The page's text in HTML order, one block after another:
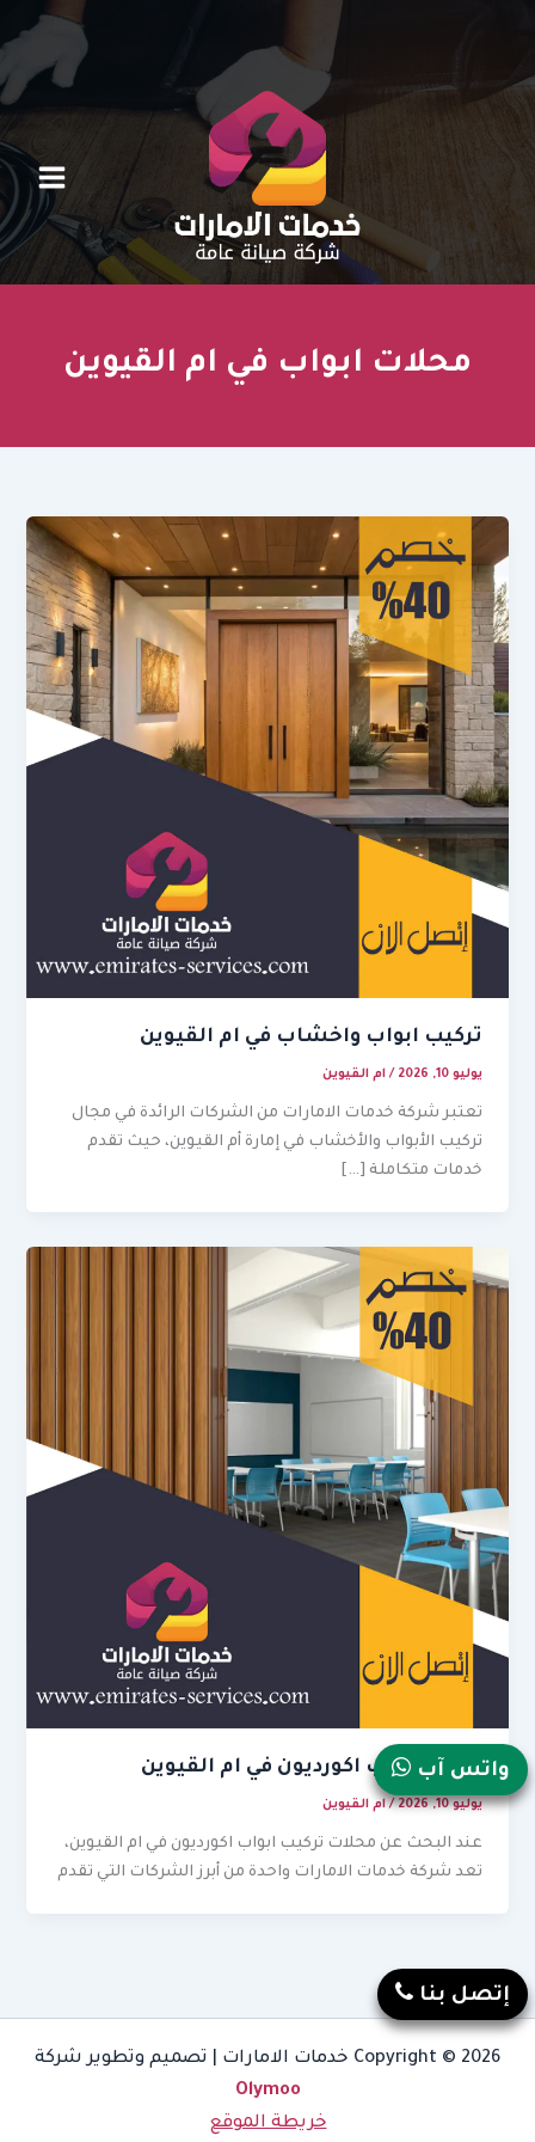
محلات ابواب في ام القيوين
تركيب ابواب واخشاب في ام القيوين
يوليو 10, 2026 /ام القيوين
تعتبر شركة خدمات الامارات من الشركات الرائدة في مجال
تركيب الأبواب والأخشاب في إمارة أم القيوين، حيث تقدم
خدمات متكاملة […]
تركيب ابواب اكورديون في ام القيوين
يوليو 10, 2026 /ام القيوين
عند البحث عن محلات تركيب ابواب اكورديون في ام القيوين،
تعد شركة خدمات الامارات واحدة من أبرز الشركات التي تقدم
Copyright © 2026 خدمات الامارات | تصميم وتطوير شركة
Olymoo
خريطة الموقع
واتس آب
إتصل بنا